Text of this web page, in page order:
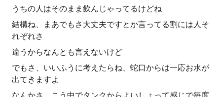
うちの人はそのまま飲んじゃってるけどね
結構ね、まあでもさ大丈夫ですとか言ってる割には人そ
れぞれさ
違うからなんとも言えないけど
でもさ、いいふうに考えたらね、蛇口からは一応お水が
出てきますよ